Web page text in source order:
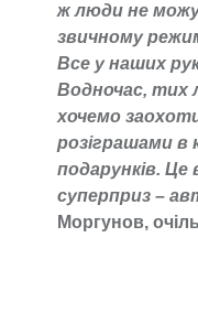
ж люди не
звичному
Все у наших
Водночас, тих
хочемо
розіграшами в
подарунків. Це
суперприз –
Моргунов,